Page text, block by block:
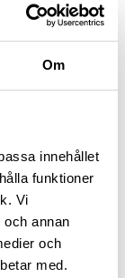
Om
innehållet
funktioner
Vi
annan
och
med.